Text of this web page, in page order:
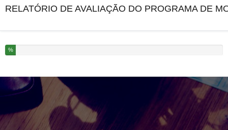
RELATÓRIO DE AVALIAÇÃO DO PROGRAMA DE
Você completou % deste questionário
%